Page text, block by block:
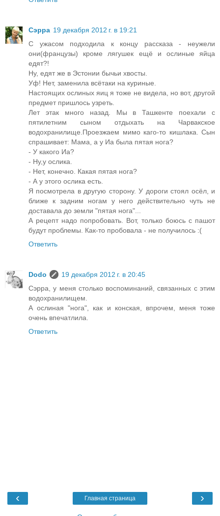
Сэрра 19 декабря 2012 г. в 19:21
С ужасом подходила к концу рассказа - неужели
они(французы) кроме лягушек ещё и ослиные яйца
едят?!
Ну, едят же в Эстонии бычьи хвосты.
Уф! Нет, заменила всётаки на куриные.
Настоящих ослиных яиц я тоже не видела, но вот, другой
предмет пришлось узреть.
Лет этак много назад. Мы в Ташкенте поехали с
пятилетним сыном отдыхать на Чарвакское
водохранилище.Проезжаем мимо каго-то кишлака. Сын
спрашивает: Мама, а у Иа была пятая нога?
- У какого Иа?
- Ну,у ослика.
- Нет, конечно. Какая пятая нога?
- А у этого ослика есть.
Я посмотрела в другую сторону. У дороги стоял осёл, и
ближе к задним ногам у него действительно чуть не
доставала до земли "пятая нога"...
А рецепт надо попробовать. Вот, только боюсь с пашот
будут проблемы. Как-то пробовала - не получилось :(
Ответить
Dodo
19 декабря 2012 г. в 20:45
Сэрра, у меня столько воспоминаний, связанных с этим
водохранилищем.
А ослиная "нога", как и конская, впрочем, меня тоже
очень впечатлила.
Ответить
‹ ›
Главная страница